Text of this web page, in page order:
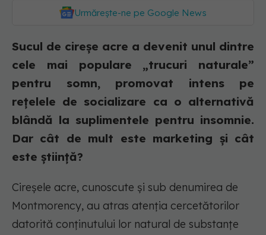
Urmărește-ne pe Google News
Sucul de cireșe acre a devenit unul dintre
cele mai populare „trucuri naturale”
pentru somn, promovat intens pe
rețelele de socializare ca o alternativă
blândă la suplimentele pentru insomnie.
Dar cât de mult este marketing și cât
este știință?
Cireșele acre, cunoscute și sub denumirea de
Montmorency, au atras atenția cercetătorilor
datorită conținutului lor natural de substanțe